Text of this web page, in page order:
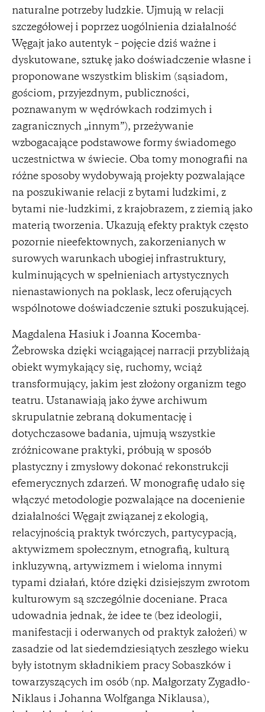
naturalne potrzeby ludzkie. Ujmują w relacji
szczegółowej i poprzez uogólnienia działalność
Węgajt jako autentyk – pojęcie dziś ważne i
dyskutowane, sztukę jako doświadczenie własne i
proponowane wszystkim bliskim (sąsiadom,
gościom, przyjezdnym, publiczności,
poznawanym w wędrówkach rodzimych i
zagranicznych „innym”), przeżywanie
wzbogacające podstawowe formy świadomego
uczestnictwa w świecie. Oba tomy monografii na
różne sposoby wydobywają projekty pozwalające
na poszukiwanie relacji z bytami ludzkimi, z
bytami nie-ludzkimi, z krajobrazem, z ziemią jako
materią tworzenia. Ukazują efekty praktyk często
pozornie nieefektownych, zakorzenianych w
surowych warunkach ubogiej infrastruktury,
kulminujących w spełnieniach artystycznych
nienastawionych na poklask, lecz oferujących
wspólnotowe doświadczenie sztuki poszukującej.
Magdalena Hasiuk i Joanna Kocemba-
Żebrowska dzięki wciągającej narracji przybliżają
obiekt wymykający się, ruchomy, wciąż
transformujący, jakim jest złożony organizm tego
teatru. Ustanawiają jako żywe archiwum
skrupulatnie zebraną dokumentację i
dotychczasowe badania, ujmują wszystkie
zróżnicowane praktyki, próbują w sposób
plastyczny i zmysłowy dokonać rekonstrukcji
efemerycznych zdarzeń. W monografię udało się
włączyć metodologie pozwalające na docenienie
działalności Węgajt związanej z ekologią,
relacyjnością praktyk twórczych, partycypacją,
aktywizmem społecznym, etnografią, kulturą
inkluzywną, artywizmem i wieloma innymi
typami działań, które dzięki dzisiejszym zwrotom
kulturowym są szczególnie doceniane. Praca
udowadnia jednak, że idee te (bez ideologii,
manifestacji i oderwanych od praktyk założeń) w
zasadzie od lat siedemdziesiątych zeszłego wieku
były istotnym składnikiem pracy Sobaszków i
towarzyszących im osób (np. Małgorzaty Zygadło-
Niklaus i Johanna Wolfganga Niklausa),